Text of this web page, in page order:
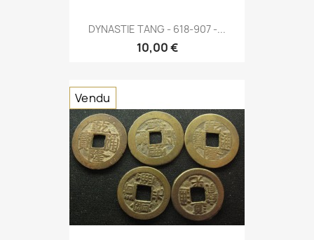
DYNASTIE TANG - 618-907 -...
10,00 €
Vendu